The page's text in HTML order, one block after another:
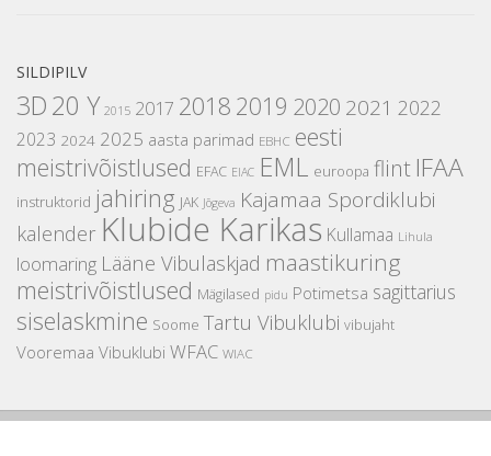
SILDIPILV
3D20 Y 2015 2017 2018 2019 2020 2021 2022
2023 2024 2025 aasta parimad EBHC eesti
meistrivõistlused EFAC EIAC EML euroopa flint IFAA
instruktorid jahiring JAK Jõgeva Kajamaa Spordiklubi
kalender Klubide Karikas Kullamaa Lihula
loomaring Lääne Vibulaskjad maastikuring
meistrivõistlused Mägilased pidu Potimetsa sagittarius
siselaskmine Soome Tartu Vibuklubi vibujaht
Vooremaa Vibuklubi WFAC WIAC